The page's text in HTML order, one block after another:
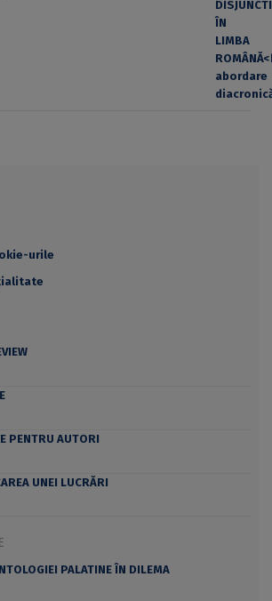
urile
PENTRU AUTORI
UNEI LUCRĂRI
PALATINE ÎN DILEMA